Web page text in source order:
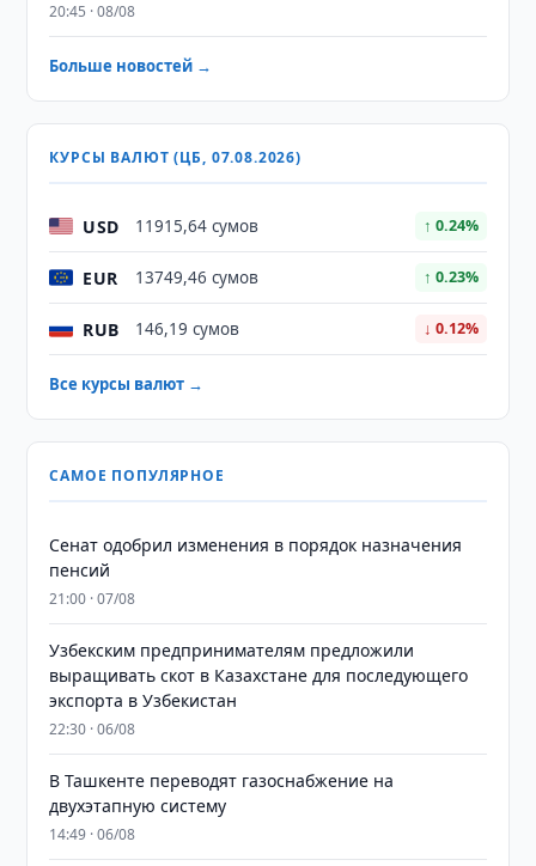
20:45 · 08/08
Больше новостей →
КУРСЫ ВАЛЮТ (ЦБ, 07.08.2026)
USD 11915,64 сумов ↑ 0.24%
EUR 13749,46 сумов ↑ 0.23%
RUB 146,19 сумов ↓ 0.12%
Все курсы валют →
САМОЕ ПОПУЛЯРНОЕ
Сенат одобрил изменения в порядок назначения
пенсий
21:00 · 07/08
Узбекским предпринимателям предложили
выращивать скот в Казахстане для последующего
экспорта в Узбекистан
22:30 · 06/08
В Ташкенте переводят газоснабжение на
двухэтапную систему
14:49 · 06/08